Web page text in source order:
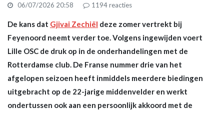
06/07/2026 20:58 1194reacties
De kans dat Gjivai Zechiël deze zomer vertrekt bij
Feyenoord neemt verder toe. Volgens ingewijden voert
Lille OSC de druk op in de onderhandelingen met de
Rotterdamse club. De Franse nummer drie van het
afgelopen seizoen heeft inmiddels meerdere biedingen
uitgebracht op de 22-jarige middenvelder en werkt
ondertussen ook aan een persoonlijk akkoord met de